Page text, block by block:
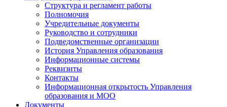
Структура и регламент работы
Полномочия
Учредительные документы
Руководство и сотрудники
Подведомственные организации
История Управления образования
Информационные системы
Реквизиты
Контакты
Информационная открытость Управления
образования и МОО
Документы